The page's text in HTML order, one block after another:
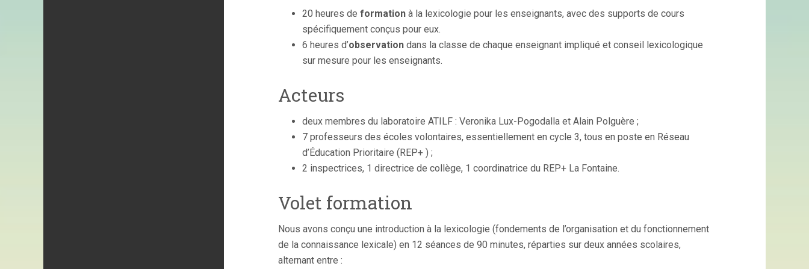
20 heures de formation à la lexicologie pour les enseignants, avec des supports de cours
spécifiquement conçus pour eux.
6 heures d’observation dans la classe de chaque enseignant impliqué et conseil lexicologique
sur mesure pour les enseignants.
Acteurs
deux membres du laboratoire ATILF : Veronika Lux-Pogodalla et Alain Polguère ;
7 professeurs des écoles volontaires, essentiellement en cycle 3, tous en poste en Réseau
d’Éducation Prioritaire (REP+ ) ;
2 inspectrices, 1 directrice de collège, 1 coordinatrice du REP+ La Fontaine.
Volet formation
Nous avons conçu une introduction à la lexicologie (fondements de l’organisation et du fonctionnement
de la connaissance lexicale) en 12 séances de 90 minutes, réparties sur deux années scolaires,
alternant entre :